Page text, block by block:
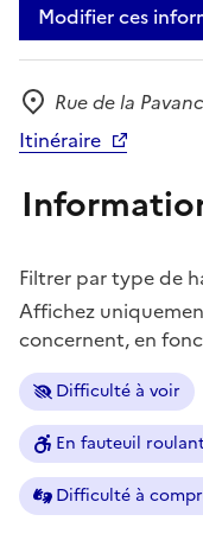
Modifier ces
Adresse
Rue de la
Itinéraire
Filtrer par type de
Affichez
concernent, en
Difficulté à voir
En fauteuil
Difficulté à